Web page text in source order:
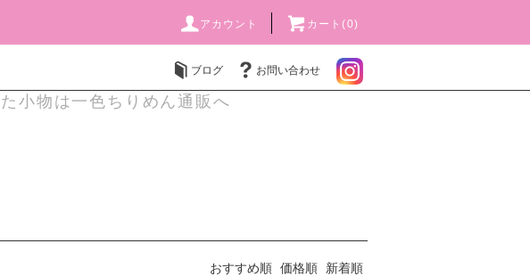
アカウント カート(0)
ブログ お問い合わせ
小物は一色ちりめん通販へ
おすすめ順 価格順 新着順